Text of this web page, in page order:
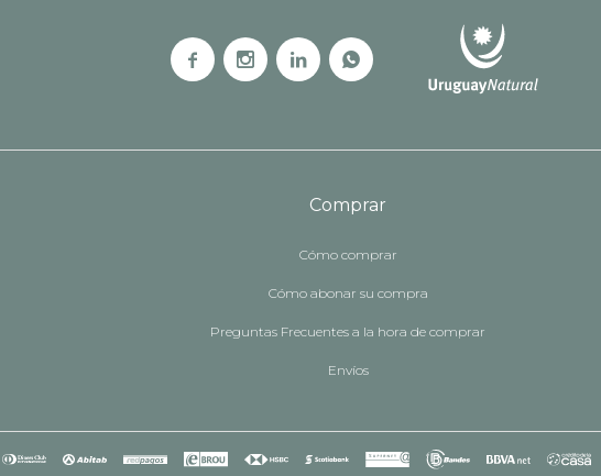
Comprar
Cómo comprar
Cómo abonar su compra
Preguntas Frecuentes a la hora de comprar
Envíos
   